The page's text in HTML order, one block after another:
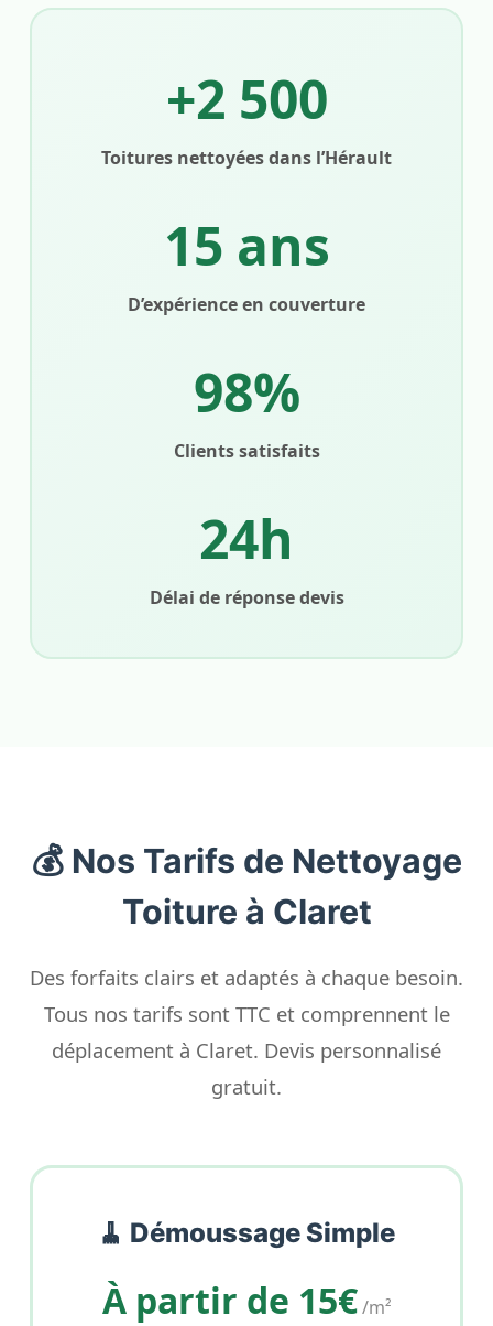
+2 500
Toitures nettoyées dans l’Hérault
15 ans
D’expérience en couverture
98%
Clients satisfaits
24h
Délai de réponse devis
💰 Nos Tarifs de Nettoyage
Toiture à Claret
Des forfaits clairs et adaptés à chaque besoin.
Tous nos tarifs sont TTC et comprennent le
déplacement à Claret. Devis personnalisé
gratuit.
🧹 Démoussage Simple
À partir de 15€/m²